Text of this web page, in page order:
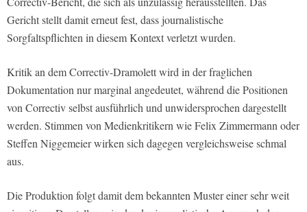
Gericht stellt damit erneut fest, dass journalistische
Sorgfaltspflichten in diesem Kontext verletzt wurden.
Kritik an dem Correctiv-Dramolett wird in der fraglichen
Dokumentation nur marginal angedeutet, während die Positionen
von Correctiv selbst ausführlich und unwidersprochen dargestellt
werden. Stimmen von Medienkritikern wie Felix Zimmermann oder
Steffen Niggemeier wirken sich dagegen vergleichsweise schmal
aus.
Die Produktion folgt damit dem bekannten Muster einer sehr weit